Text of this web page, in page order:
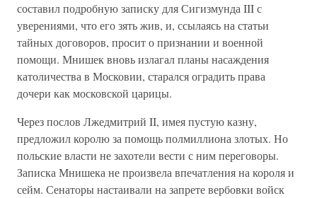
составил подробную записку для Сигизмунда III с
уверениями, что его зять жив, и, ссылаясь на статьи
тайных договоров, просит о признании и военной
помощи. Мнишек вновь излагал планы насаждения
католичества в Московии, старался оградить права
дочери как московской царицы.
Через послов Лжедмитрий II, имея пустую казну,
предложил королю за помощь полмиллиона злотых. Но
польские власти не захотели вести с ним переговоры.
Записка Мнишека не произвела впечатления на короля и
сейм. Сенаторы настаивали на запрете вербовки войск